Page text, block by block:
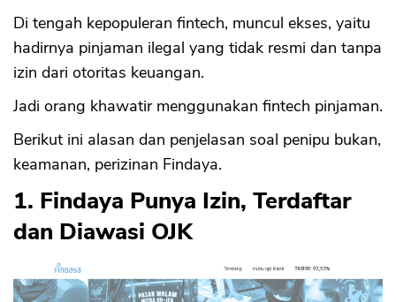
Di tengah kepopuleran fintech, muncul ekses, yaitu
hadirnya pinjaman ilegal yang tidak resmi dan tanpa
izin dari otoritas keuangan.
Jadi orang khawatir menggunakan fintech pinjaman.
Berikut ini alasan dan penjelasan soal penipu bukan,
keamanan, perizinan Findaya.
1. Findaya Punya Izin, Terdaftar
dan Diawasi OJK